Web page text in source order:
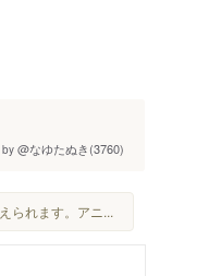
by @なゆたぬき(3760)
られます。アニ...